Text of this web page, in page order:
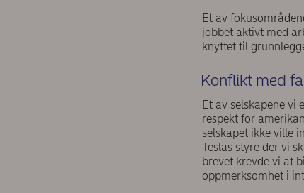
Et av
jobbet aktivt med
knyttet til
Konflikt med
Et av selskapene vi
respekt for
selskapet ikke ville
Teslas styre der vi
brevet krevde vi at
oppmerksomhet i